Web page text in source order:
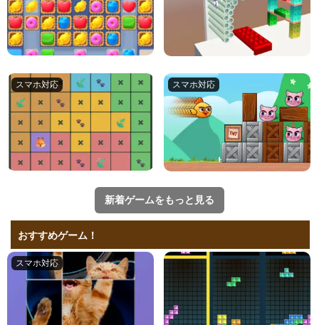
新着ゲームをもっと見る
おすすめゲーム！